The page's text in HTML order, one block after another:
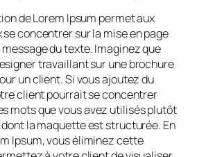
de Lorem Ipsum permet aux
concentrer sur la mise en page
du texte. Imaginez que
travaillant sur une brochure
un client. Si vous ajoutez du
client pourrait se concentrer
mots que vous avez utilisés plutôt
la maquette est structurée. En
Ipsum, vous éliminez cette